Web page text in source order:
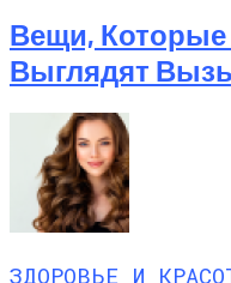
Вещи, Которые
Выглядят
ЗДОРОВЬЕ И